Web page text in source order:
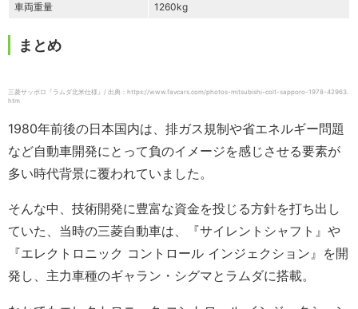
車両重量
1260kg
まとめ
三菱サッポロ『ラムダ北米仕様』/ 出典：https://www.favcars.com/photos-mitsubishi-colt-sapporo-1978-42963.
htm
1980年前後の日本国内は、排ガス規制や省エネルギー問題
など自動車開発にとって負のイメージを感じさせる要素が
多い時代背景に覆われていました。
そんな中、技術開発に豊富な資金を投じる方針を打ち出し
ていた、当時の三菱自動車は、『サイレントシャフト』や
『エレクトロニック コントロール インジェクション』を開
発し、主力車種のギャラン・シグマとラムダに搭載。